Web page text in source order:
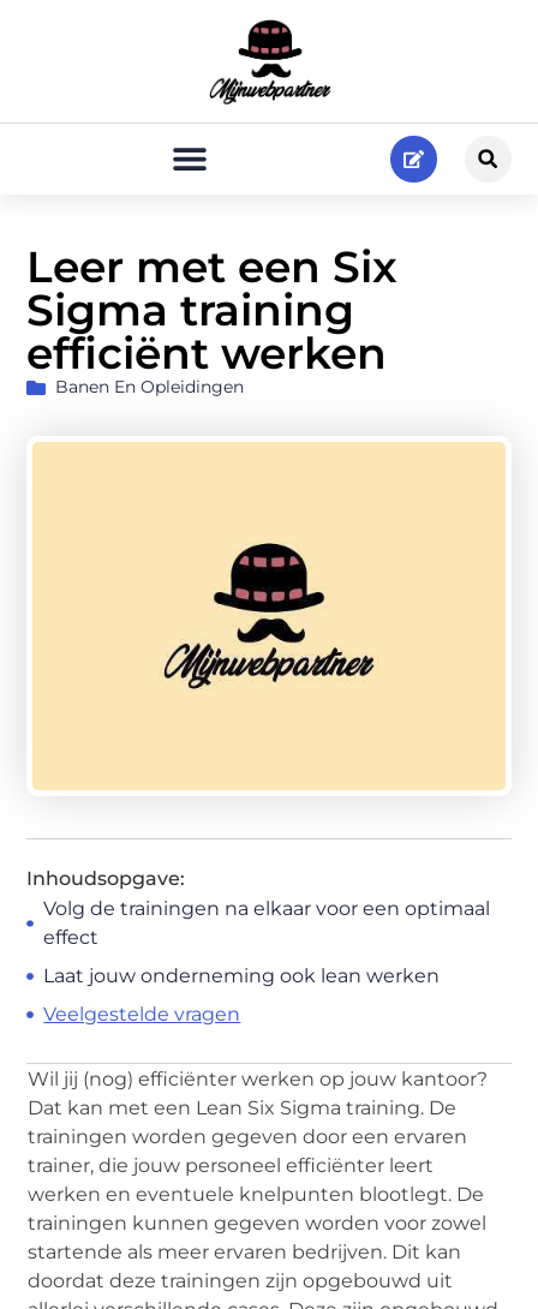
Leer met een Six
Sigma training
efficiënt werken
Banen En Opleidingen
Inhoudsopgave:
Volg de trainingen na elkaar voor een optimaal
effect
Laat jouw onderneming ook lean werken
Veelgestelde vragen
Wil jij (nog) efficiënter werken op jouw kantoor?
Dat kan met een Lean Six Sigma training. De
trainingen worden gegeven door een ervaren
trainer, die jouw personeel efficiënter leert
werken en eventuele knelpunten blootlegt. De
trainingen kunnen gegeven worden voor zowel
startende als meer ervaren bedrijven. Dit kan
doordat deze trainingen zijn opgebouwd uit